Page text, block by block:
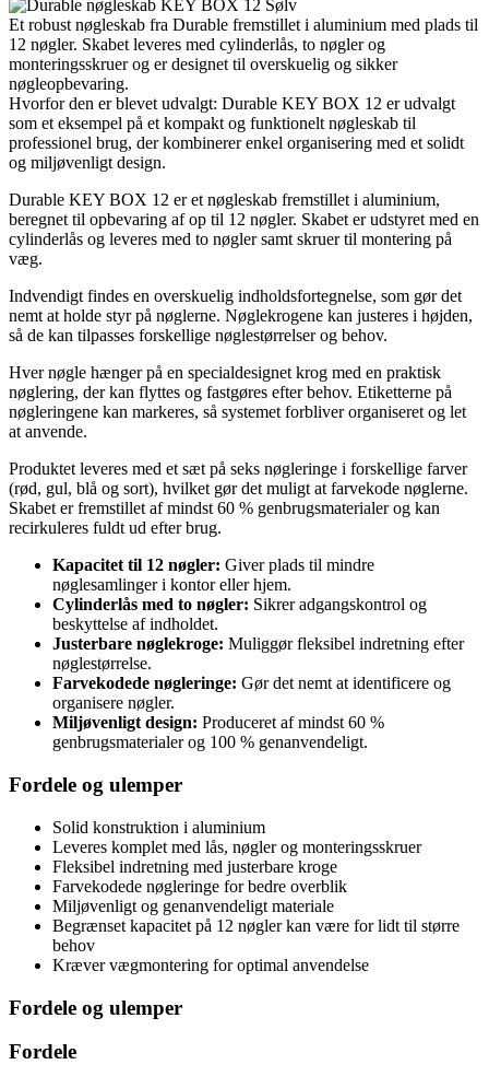
Et robust nøgleskab fra Durable fremstillet i aluminium med plads til
12 nøgler. Skabet leveres med cylinderlås, to nøgler og
monteringsskruer og er designet til overskuelig og sikker
nøgleopbevaring.
Hvorfor den er blevet udvalgt: Durable KEY BOX 12 er udvalgt
som et eksempel på et kompakt og funktionelt nøgleskab til
professionel brug, der kombinerer enkel organisering med et solidt
og miljøvenligt design.
Durable KEY BOX 12 er et nøgleskab fremstillet i aluminium,
beregnet til opbevaring af op til 12 nøgler. Skabet er udstyret med en
cylinderlås og leveres med to nøgler samt skruer til montering på
væg.
Indvendigt findes en overskuelig indholdsfortegnelse, som gør det
nemt at holde styr på nøglerne. Nøglekrogene kan justeres i højden,
så de kan tilpasses forskellige nøglestørrelser og behov.
Hver nøgle hænger på en specialdesignet krog med en praktisk
nøglering, der kan flyttes og fastgøres efter behov. Etiketterne på
nøgleringene kan markeres, så systemet forbliver organiseret og let
at anvende.
Produktet leveres med et sæt på seks nøgleringe i forskellige farver
(rød, gul, blå og sort), hvilket gør det muligt at farvekode nøglerne.
Skabet er fremstillet af mindst 60 % genbrugsmaterialer og kan
recirkuleres fuldt ud efter brug.
Kapacitet til 12 nøgler: Giver plads til mindre
nøglesamlinger i kontor eller hjem.
Cylinderlås med to nøgler: Sikrer adgangskontrol og
beskyttelse af indholdet.
Justerbare nøglekroge: Muliggør fleksibel indretning efter
nøglestørrelse.
Farvekodede nøgleringe: Gør det nemt at identificere og
organisere nøgler.
Miljøvenligt design: Produceret af mindst 60 %
genbrugsmaterialer og 100 % genanvendeligt.
Fordele og ulemper
Solid konstruktion i aluminium
Leveres komplet med lås, nøgler og monteringsskruer
Fleksibel indretning med justerbare kroge
Farvekodede nøgleringe for bedre overblik
Miljøvenligt og genanvendeligt materiale
Begrænset kapacitet på 12 nøgler kan være for lidt til større
behov
Kræver vægmontering for optimal anvendelse
Fordele og ulemper
Fordele